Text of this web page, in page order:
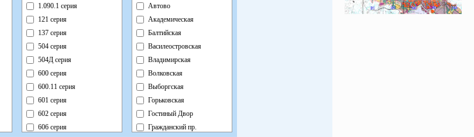
1.090.1 серия
121 серия
137 серия
504 серия
504Д серия
600 серия
600.11 серия
601 серия
602 серия
606 серия
Автово
Академическая
Балтийская
Василеостровская
Владимирская
Волковская
Выборгская
Горьковская
Гостиный Двор
Гражданский пр.